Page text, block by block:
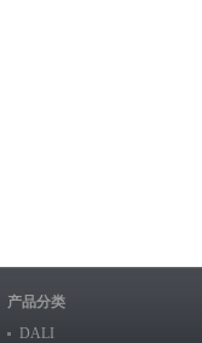
产品分类
DALI